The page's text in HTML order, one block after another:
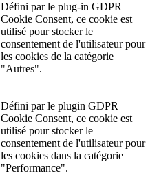
Défini par le plug-in GDPR
Cookie Consent, ce cookie est
utilisé pour stocker le
consentement de l'utilisateur pour
les cookies de la catégorie
"Autres".
Défini par le plugin GDPR
Cookie Consent, ce cookie est
utilisé pour stocker le
consentement de l'utilisateur pour
les cookies dans la catégorie
"Performance".